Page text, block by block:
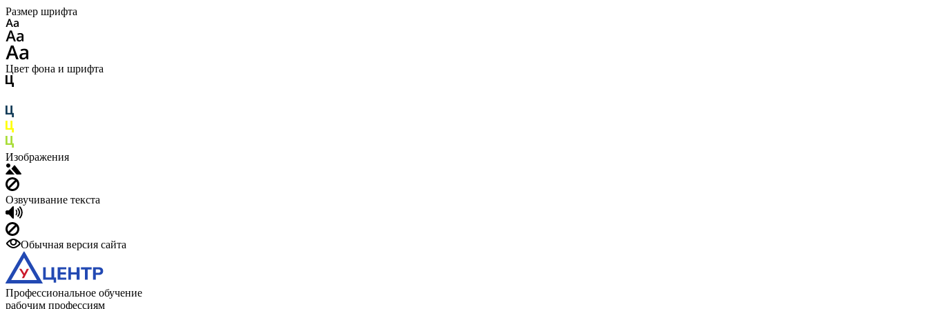
Размер шрифта
Цвет фона и шрифта
Изображения
Озвучивание текста
Обычная версия сайта
Профессиональное обучение
рабочим профессиям